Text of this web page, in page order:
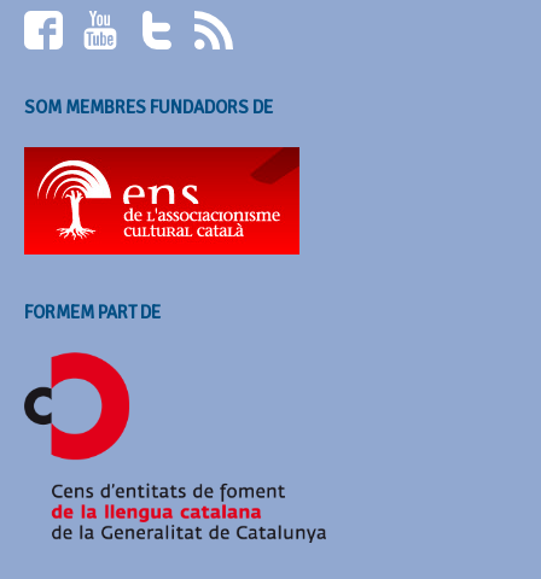
SOM MEMBRES FUNDADORS DE
FORMEM PART DE